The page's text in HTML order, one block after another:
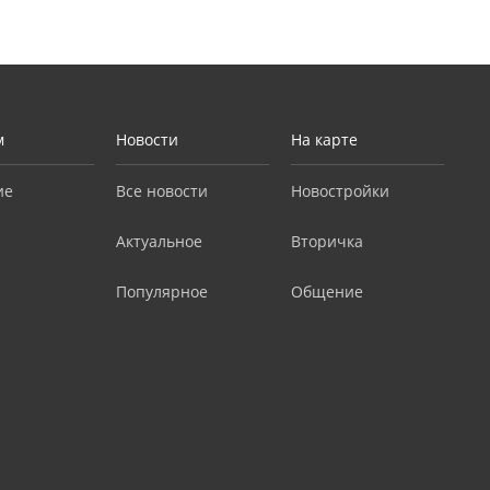
Новости
Все новости
Актуальное
Популярное
На карте
Новостройки
Вторичка
Общение